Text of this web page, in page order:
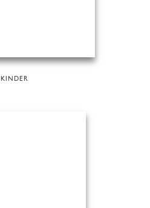
KINDER